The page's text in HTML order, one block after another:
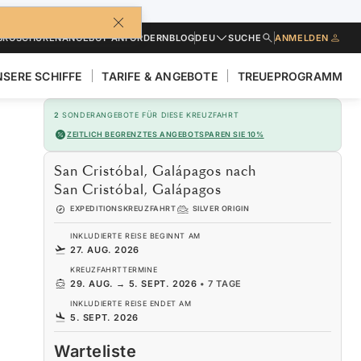
ANGEBOT ANFORDERNBLOGDEU SUCHE ANMELDEN
SCHIFFE TARIFE & ANGEBOTE TREUEPROGRAMM
2 SONDERANGEBOTE FÜR DIESE KREUZFAHRT
ZEITLICH BEGRENZTES ANGEBOTSPAREN SIE 10%
San Cristóbal, Galápagos nach
San Cristóbal, Galápagos
EXPEDITIONSKREUZFAHRT SILVER ORIGIN
INKLUDIERTE REISE BEGINNT AM
27. AUG. 2026
KREUZFAHRTTERMINE
29. AUG. → 5. SEPT. 2026 •7 TAGE
INKLUDIERTE REISE ENDET AM
5. SEPT. 2026
Warteliste